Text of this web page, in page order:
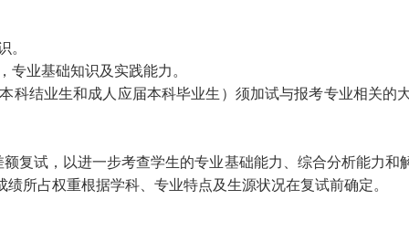
。
专业基础知识及实践能力。
科结业生和成人应届本科毕业生）须加试与报考专业相关的
复试，以进一步考查学生的专业基础能力、综合分析能力
所占权重根据学科、专业特点及生源状况在复试前确定。